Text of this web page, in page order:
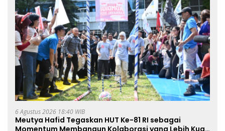
6 Agustus 2026 18:40 WIB
Meutya Hafid Tegaskan HUT Ke-81 RI sebagai